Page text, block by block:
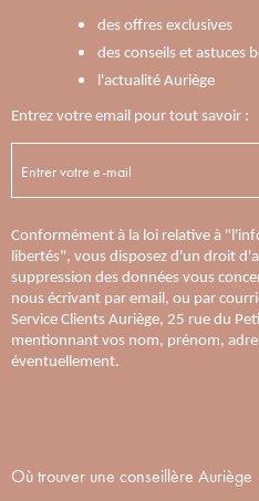
des offres exclusives
des conseils et astuces
l'actualité Auriège
Entrez votre email pour tout savoir :
Conformément à la loi relative à
libertés", vous disposez d'un droit
suppression des données vous
nous écrivant par email, ou par
Service Clients Auriège, 25 rue du
mentionnant vos nom, prénom,
éventuellement.
Où trouver une conseillère Auriège